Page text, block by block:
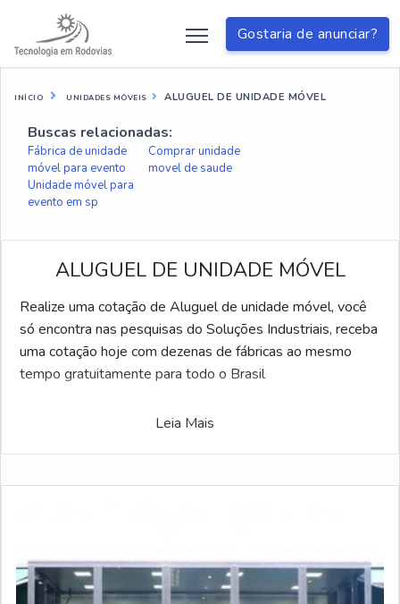
Gostaria de anunciar?
INÍCIO UNIDADES MÓVEIS ALUGUEL DE UNIDADE MÓVEL
Buscas relacionadas:
Fábrica de unidade
móvel para evento
Comprar unidade
movel de saude
Unidade móvel para
evento em sp
ALUGUEL DE UNIDADE MÓVEL
Realize uma cotação de Aluguel de unidade móvel, você
só encontra nas pesquisas do Soluções Industriais, receba
uma cotação hoje com dezenas de fábricas ao mesmo
tempo gratuitamente para todo o Brasil
Leia Mais